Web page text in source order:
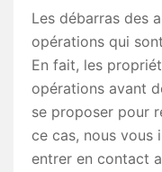
Les débarras des
opérations qui
En fait, les
opérations avant
se proposer pour
ce cas, nous vous
entrer en contact